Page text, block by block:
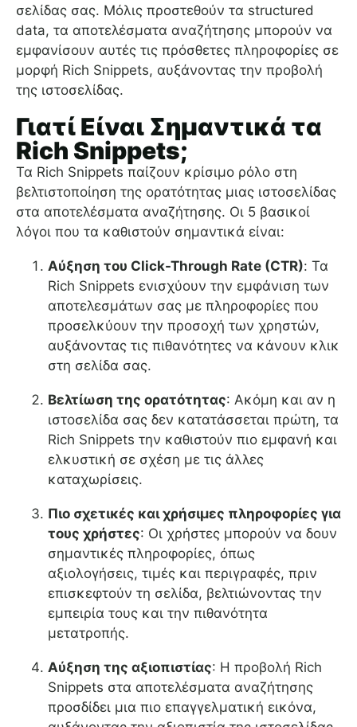
σελίδας σας. Μόλις προστεθούν τα structured
data, τα αποτελέσματα αναζήτησης μπορούν να
εμφανίσουν αυτές τις πρόσθετες πληροφορίες σε
μορφή Rich Snippets, αυξάνοντας την προβολή
της ιστοσελίδας.
Γιατί Είναι Σημαντικά τα
Rich Snippets;
Τα Rich Snippets παίζουν κρίσιμο ρόλο στη
βελτιστοποίηση της ορατότητας μιας ιστοσελίδας
στα αποτελέσματα αναζήτησης. Οι 5 βασικοί
λόγοι που τα καθιστούν σημαντικά είναι:
Αύξηση του Click-Through Rate (CTR): Τα
Rich Snippets ενισχύουν την εμφάνιση των
αποτελεσμάτων σας με πληροφορίες που
προσελκύουν την προσοχή των χρηστών,
αυξάνοντας τις πιθανότητες να κάνουν κλικ
στη σελίδα σας.
Βελτίωση της ορατότητας: Ακόμη και αν η
ιστοσελίδα σας δεν κατατάσσεται πρώτη, τα
Rich Snippets την καθιστούν πιο εμφανή και
ελκυστική σε σχέση με τις άλλες
καταχωρίσεις.
Πιο σχετικές και χρήσιμες πληροφορίες για
τους χρήστες: Οι χρήστες μπορούν να δουν
σημαντικές πληροφορίες, όπως
αξιολογήσεις, τιμές και περιγραφές, πριν
επισκεφτούν τη σελίδα, βελτιώνοντας την
εμπειρία τους και την πιθανότητα
μετατροπής.
Αύξηση της αξιοπιστίας: Η προβολή Rich
Snippets στα αποτελέσματα αναζήτησης
προσδίδει μια πιο επαγγελματική εικόνα,